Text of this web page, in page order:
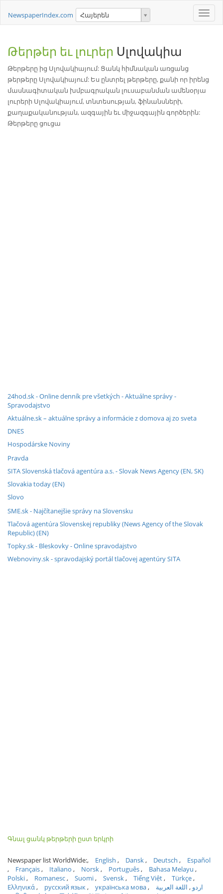
Toggle
NewspaperIndex.com Հայերեն
Թերթեր եւ լուրեր Սլովակիա
Թերթերը ից Սլովակիայում: Ցանկ հիմնական առցանց
թերթերը Սլովակիայում: Ես ընտրել թերթերը, քանի որ իրենց
մասնագիտական խմբագրական լուսաբանման ամենօրյա
լուրերի Սլովակիայում, տնտեսության, ֆինանսների,
քաղաքականության, ազգային եւ միջազգային գործերին:
Թերթերը ցուցա
24hod.sk - Online denník pre všetkých - Aktuálne správy -
Spravodajstvo
Aktuálne.sk – aktuálne správy a informácie z domova aj zo sveta
DNES
Hospodárske Noviny
Pravda
SITA Slovenská tlačová agentúra a.s. - Slovak News Agency (EN, SK)
Slovakia today (EN)
Slovo
SME.sk - Najčítanejšie správy na Slovensku
Tlačová agentúra Slovenskej republiky (News Agency of the Slovak
Republic) (EN)
Topky.sk - Bleskovky - Online spravodajstvo
Webnoviny.sk - spravodajský portál tlačovej agentúry SITA
Գնալ ցանկ թերթերի ըստ երկրի
Newspaper list WorldWide: English Dansk Deutsch
Español
Français
Italiano Norsk Português
Bahasa Melayu
Polski
Romanesc Suomi Svensk Tiếng Việt
Türkçe
Ελληνικά
русский язык українська мова اردو
اللغة العربية